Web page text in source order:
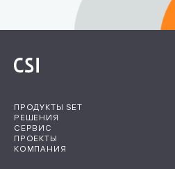
ПРОДУКТЫ SET
РЕШЕНИЯ
СЕРВИС
ПРОЕКТЫ
КОМПАНИЯ